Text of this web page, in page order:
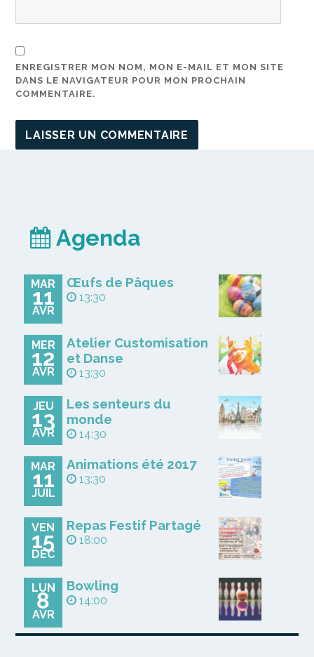
ENREGISTRER MON NOM, MON E-MAIL ET MON SITE
DANS LE NAVIGATEUR POUR MON PROCHAIN
COMMENTAIRE.
Agenda
MAR
11
AVR
Œufs de Pâques
13:30
MER
12
AVR
Atelier Customisation
et Danse
13:30
JEU
13
AVR
Les senteurs du
monde
14:30
MAR
11
JUIL
Animations été 2017
13:30
VEN
15
DÉC
Repas Festif Partagé
18:00
LUN
8
AVR
Bowling
14:00